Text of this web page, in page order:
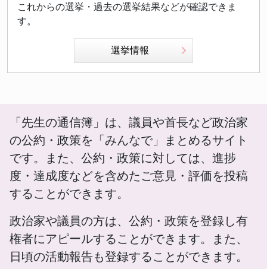
これからの選挙・過去の選挙結果などが確認できま
す。
選挙情報
「先生の通信簿」は、議員や首長など政治家
の公約・政策を「みんなで」まとめるサイト
です。また、公約・政策に対しては、進捗
度・達成度などを含めたご意見・評価を投稿
することができます。
政治家や議員の方は、公約・政策を登録し有
権者にアピールすることができます。また、
日頃の活動報告も登録することができます。